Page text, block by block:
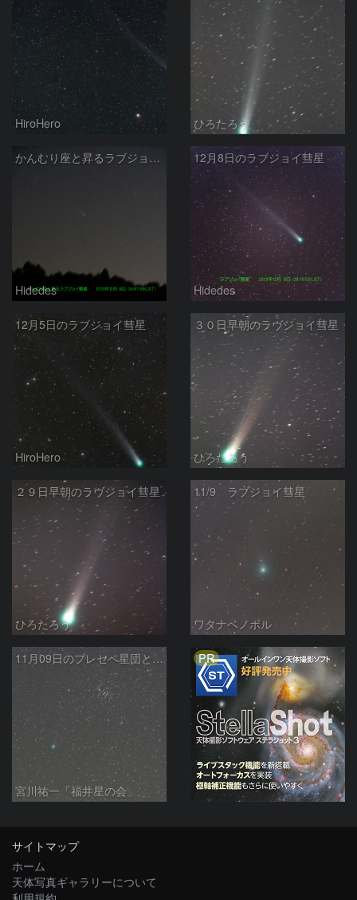
HiroHero ひろたろう
かんむり座と昇るラブジョイ彗星
Hidedes
12月8日のラブジョイ彗星
Hidedes
12月5日のラブジョイ彗星
HiroHero
３０日早朝のラヴジョイ彗星
ひろたろう
２９日早朝のラヴジョイ彗星
ひろたろう
11/9 ラブジョイ彗星
ワタナベノボル
11月09日のプレセペ星団とラブジョイ彗星(C2013/ R1)
宮川祐一「福井星の会」
PR
サイトマップ
ホーム
天体写真ギャラリーについて